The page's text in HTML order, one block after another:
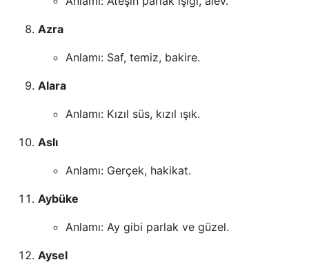
Azra
Anlamı: Saf, temiz, bakire.
Alara
Anlamı: Kızıl süs, kızıl ışık.
Aslı
Anlamı: Gerçek, hakikat.
Aybüke
Anlamı: Ay gibi parlak ve güzel.
Aysel